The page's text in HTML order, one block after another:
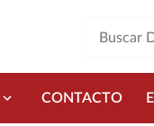
CONTACTO